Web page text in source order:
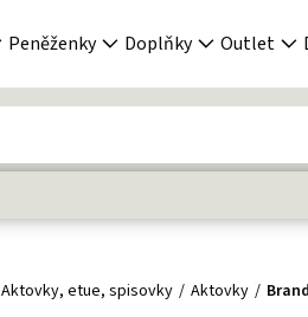
Peněženky Doplňky Outlet
Aktovky, etue, spisovky Aktovky